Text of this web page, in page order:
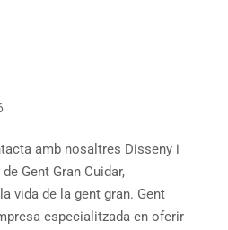
amb nosaltres Disseny i
Gent Gran Cuidar,
vida de la gent gran. Gent
especialitzada en oferir